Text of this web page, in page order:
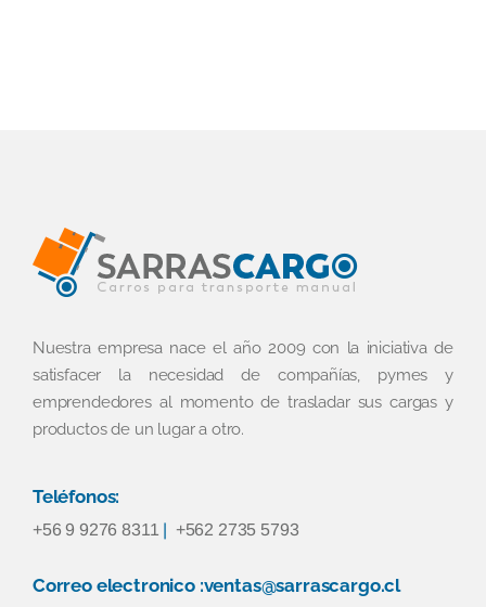
Nuestra empresa nace el año 2009 con la iniciativa de
satisfacer la necesidad de compañías, pymes y
emprendedores al momento de trasladar sus cargas y
productos de un lugar a otro.
Teléfonos:
+56 9 9276 8311 | +562 2735 5793
Correo electronico :ventas@sarrascargo.cl